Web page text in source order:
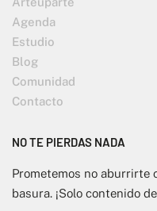
Agenda
Estudio
Blog
Comunidad
Contacto
NO TE PIERDAS NADA
Prometemos no aburrirte
basura. ¡Solo contenido